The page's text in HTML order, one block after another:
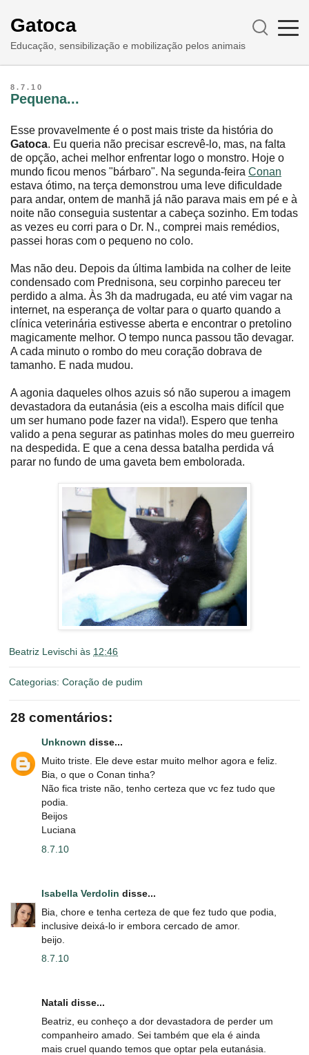
Gatoca
Educação, sensibilização e mobilização pelos animais
8.7.10
Pequena...
Esse provavelmente é o post mais triste da história do
Gatoca. Eu queria não precisar escrevê-lo, mas, na falta
de opção, achei melhor enfrentar logo o monstro. Hoje o
mundo ficou menos "bárbaro". Na segunda-feira Conan
estava ótimo, na terça demonstrou uma leve dificuldade
para andar, ontem de manhã já não parava mais em pé e à
noite não conseguia sustentar a cabeça sozinho. Em todas
as vezes eu corri para o Dr. N., comprei mais remédios,
passei horas com o pequeno no colo.
Mas não deu. Depois da última lambida na colher de leite
condensado com Prednisona, seu corpinho pareceu ter
perdido a alma. Às 3h da madrugada, eu até vim vagar na
internet, na esperança de voltar para o quarto quando a
clínica veterinária estivesse aberta e encontrar o pretolino
magicamente melhor. O tempo nunca passou tão devagar.
A cada minuto o rombo do meu coração dobrava de
tamanho. E nada mudou.
A agonia daqueles olhos azuis só não superou a imagem
devastadora da eutanásia (eis a escolha mais difícil que
um ser humano pode fazer na vida!). Espero que tenha
valido a pena segurar as patinhas moles do meu guerreiro
na despedida. E que a cena dessa batalha perdida vá
parar no fundo de uma gaveta bem embolorada.
Beatriz Levischi às 12:46
Categorias: Coração de pudim
28 comentários:
Unknown disse...
Muito triste. Ele deve estar muito melhor agora e feliz.
Bia, o que o Conan tinha?
Não fica triste não, tenho certeza que vc fez tudo que
podia.
Beijos
Luciana
8.7.10
Isabella Verdolin disse...
Bia, chore e tenha certeza de que fez tudo que podia,
inclusive deixá-lo ir embora cercado de amor.
beijo.
8.7.10
Natali disse...
Beatriz, eu conheço a dor devastadora de perder um
companheiro amado. Sei também que ela é ainda
mais cruel quando temos que optar pela eutanásia.